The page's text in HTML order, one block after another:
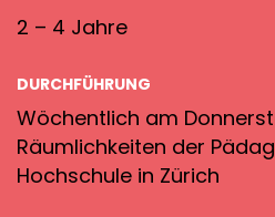
2 – 4 Jahre
DURCHFÜHRUNG
Wöchentlich am
Räumlichkeiten der
Hochschule in Zürich